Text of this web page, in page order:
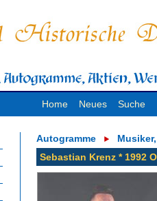
Home Neues Suche
Autogramme
Sebastian Krenz * 1992